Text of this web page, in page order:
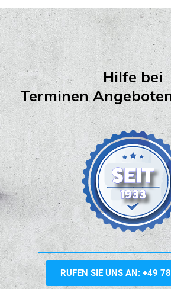
Hilfe bei
Terminen
RUFEN SIE UNS AN: +49